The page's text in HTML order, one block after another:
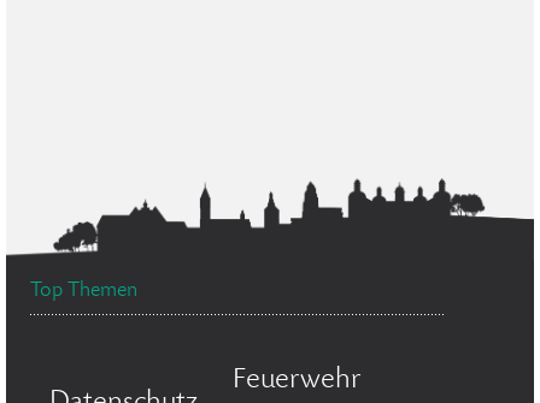
Top Themen
Feuerwehr